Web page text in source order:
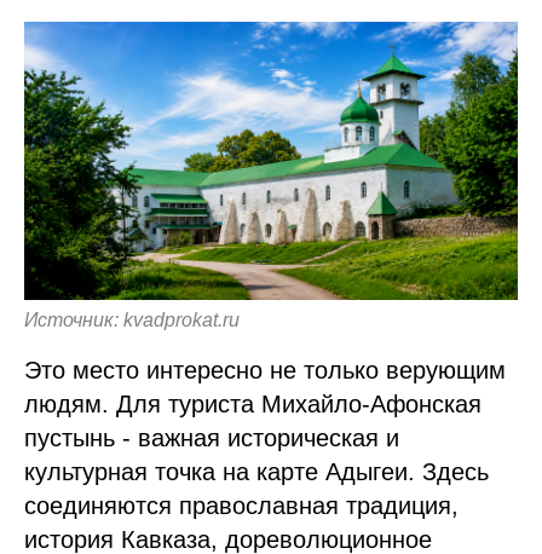
Источник: kvadprokat.ru
Это место интересно не только верующим
людям. Для туриста Михайло-Афонская
пустынь - важная историческая и
культурная точка на карте Адыгеи. Здесь
соединяются православная традиция,
история Кавказа, дореволюционное